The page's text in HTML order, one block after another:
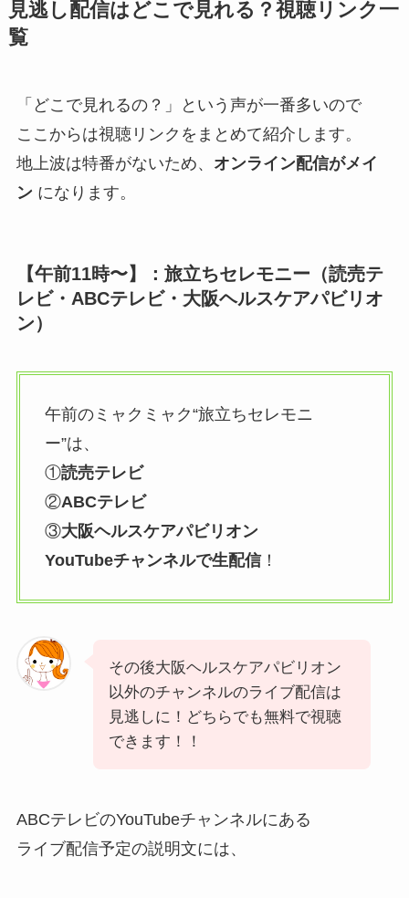
見逃し配信はどこで見れる？視聴リンク一
覧
「どこで見れるの？」という声が一番多いので
ここからは視聴リンクをまとめて紹介します。
地上波は特番がないため、 オンライン配信がメイ
ンになります。
【午前11時〜】：旅立ちセレモニー（読売テ
レビ・ABCテレビ・大阪ヘルスケアパビリオ
ン）
午前のミャクミャク“旅立ちセレモニ
ー”は、
①読売テレビ
②ABCテレビ
③大阪ヘルスケアパビリオン
YouTubeチャンネルで生配信！
その後大阪ヘルスケアパビリオン
以外のチャンネルのライブ配信は
見逃しに！どちらでも無料で視聴
できます！！
ABCテレビのYouTubeチャンネルにある
ライブ配信予定の説明文には、